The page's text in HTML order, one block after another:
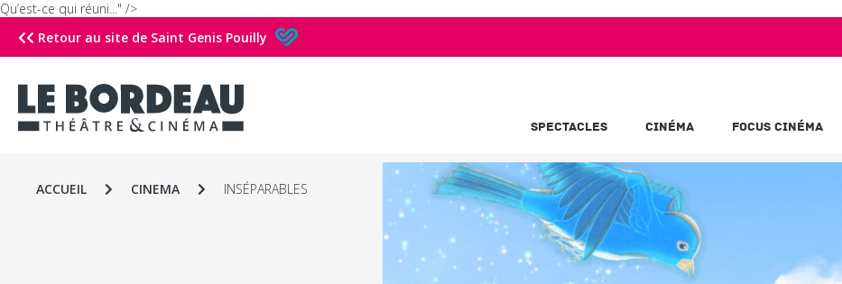
Qu’est-ce qui réuni..." />
Retour au site de Saint Genis Pouilly
SPECTACLES CINÉMA FOCUS CINÉMA
ACCUEIL CINEMA INSÉPARABLES